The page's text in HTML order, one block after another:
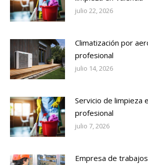
julio 22, 2026
Climatización por
profesional
julio 14, 2026
Servicio de limpieza
profesional
julio 7, 2026
Empresa de